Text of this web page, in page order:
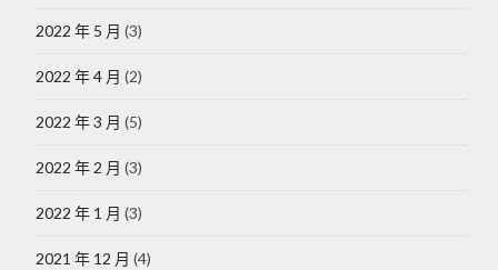
2022 年 5 月 (3)
2022 年 4 月 (2)
2022 年 3 月 (5)
2022 年 2 月 (3)
2022 年 1 月 (3)
2021 年 12 月 (4)